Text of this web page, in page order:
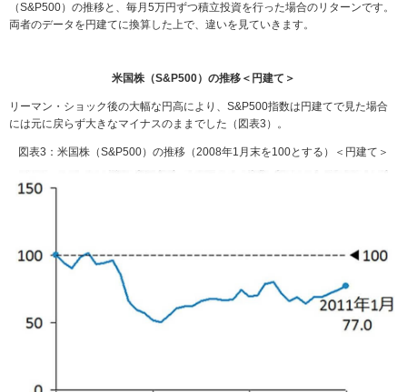
（S&P500）の推移と、毎月5万円ずつ積立投資を行った場合のリターンです。
両者のデータを円建てに換算した上で、違いを見ていきます。
米国株（S&P500）の推移＜円建て＞
リーマン・ショック後の大幅な円高により、S&P500指数は円建てで見た場合
には元に戻らず大きなマイナスのままでした（図表3）。
図表3：米国株（S&P500）の推移（2008年1月末を100とする）＜円建て＞